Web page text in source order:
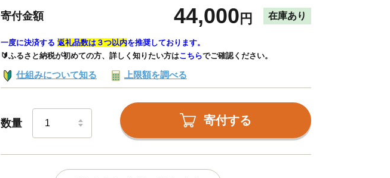
寄付金額 44,000 円 在庫あり
一度に決済する 返礼品数は３つ以内を推奨しております。
🔰ふるさと納税が初めての方、詳しく知りたい方はこちらでご確認ください。
仕組みについて知る 上限額を調べる
数量 寄付する